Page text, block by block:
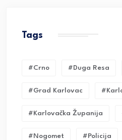
Tags
#crno #duga Resa
#grad Karlovac
#karlovačka Županija
#nogomet #policija